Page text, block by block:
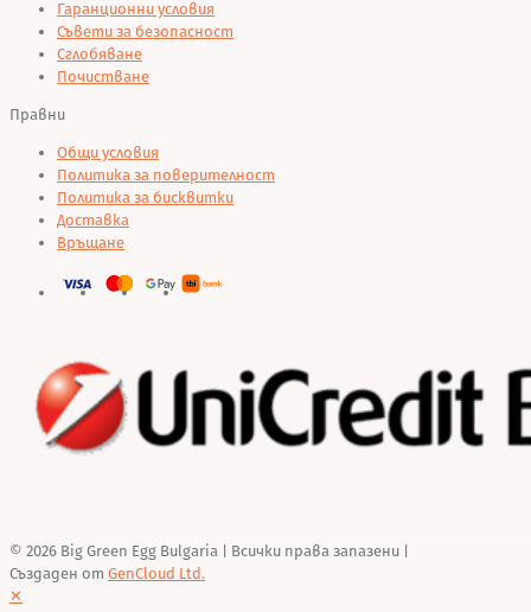
Гаранционни условия
Съвети за безопасност
Сглобяване
Почистване
Правни
Общи условия
Политика за поверителност
Политика за бисквитки
Доставка
Връщане
© 2026 Big Green Egg Bulgaria | Всички права запазени |
Създаден от GenCloud Ltd.
✕